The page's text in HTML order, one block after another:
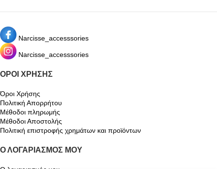
Narcisse_accesssories
Narcisse_accesssories
ΌΡΟΙ ΧΡΉΣΗΣ
Όροι Χρήσης
Πολιτική Απορρήτου
Μέθοδοι πληρωμής
Μέθοδοι Αποστολής
Πολιτική επιστροφής χρημάτων και προϊόντων
Ο ΛΟΓΑΡΙΑΣΜΌΣ ΜΟΥ